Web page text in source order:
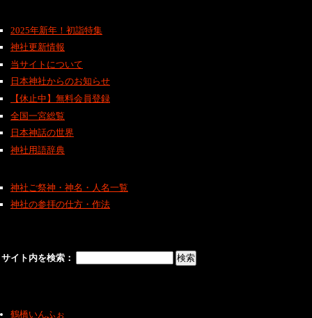
2025年新年！初詣特集
神社更新情報
当サイトについて
日本神社からのお知らせ
【休止中】無料会員登録
全国一宮総覧
日本神話の世界
神社用語辞典
神社ご祭神・神名・人名一覧
神社の参拝の仕方・作法
サイト内を検索：
鶴橋いんふぉ